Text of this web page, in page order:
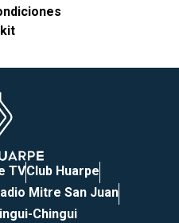
TVClub Huarpe
Mitre San Juan
Chingui